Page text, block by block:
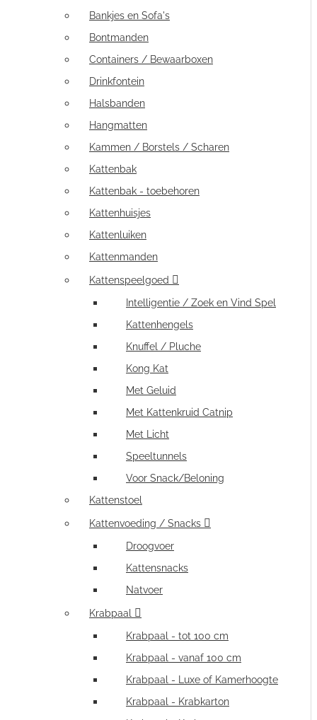
Bankjes en Sofa's
Bontmanden
Containers / Bewaarboxen
Drinkfontein
Halsbanden
Hangmatten
Kammen / Borstels / Scharen
Kattenbak
Kattenbak - toebehoren
Kattenhuisjes
Kattenluiken
Kattenmanden
Kattenspeelgoed
Intelligentie / Zoek en Vind Spel
Kattenhengels
Knuffel / Pluche
Kong Kat
Met Geluid
Met Kattenkruid Catnip
Met Licht
Speeltunnels
Voor Snack/Beloning
Kattenstoel
Kattenvoeding / Snacks
Droogvoer
Kattensnacks
Natvoer
Krabpaal
Krabpaal - tot 100 cm
Krabpaal - vanaf 100 cm
Krabpaal - Luxe of Kamerhoogte
Krabpaal - Krabkarton